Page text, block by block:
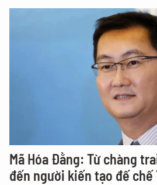
Mã Hóa Đằng: Từ chàng
đến người kiến tạo đế chế